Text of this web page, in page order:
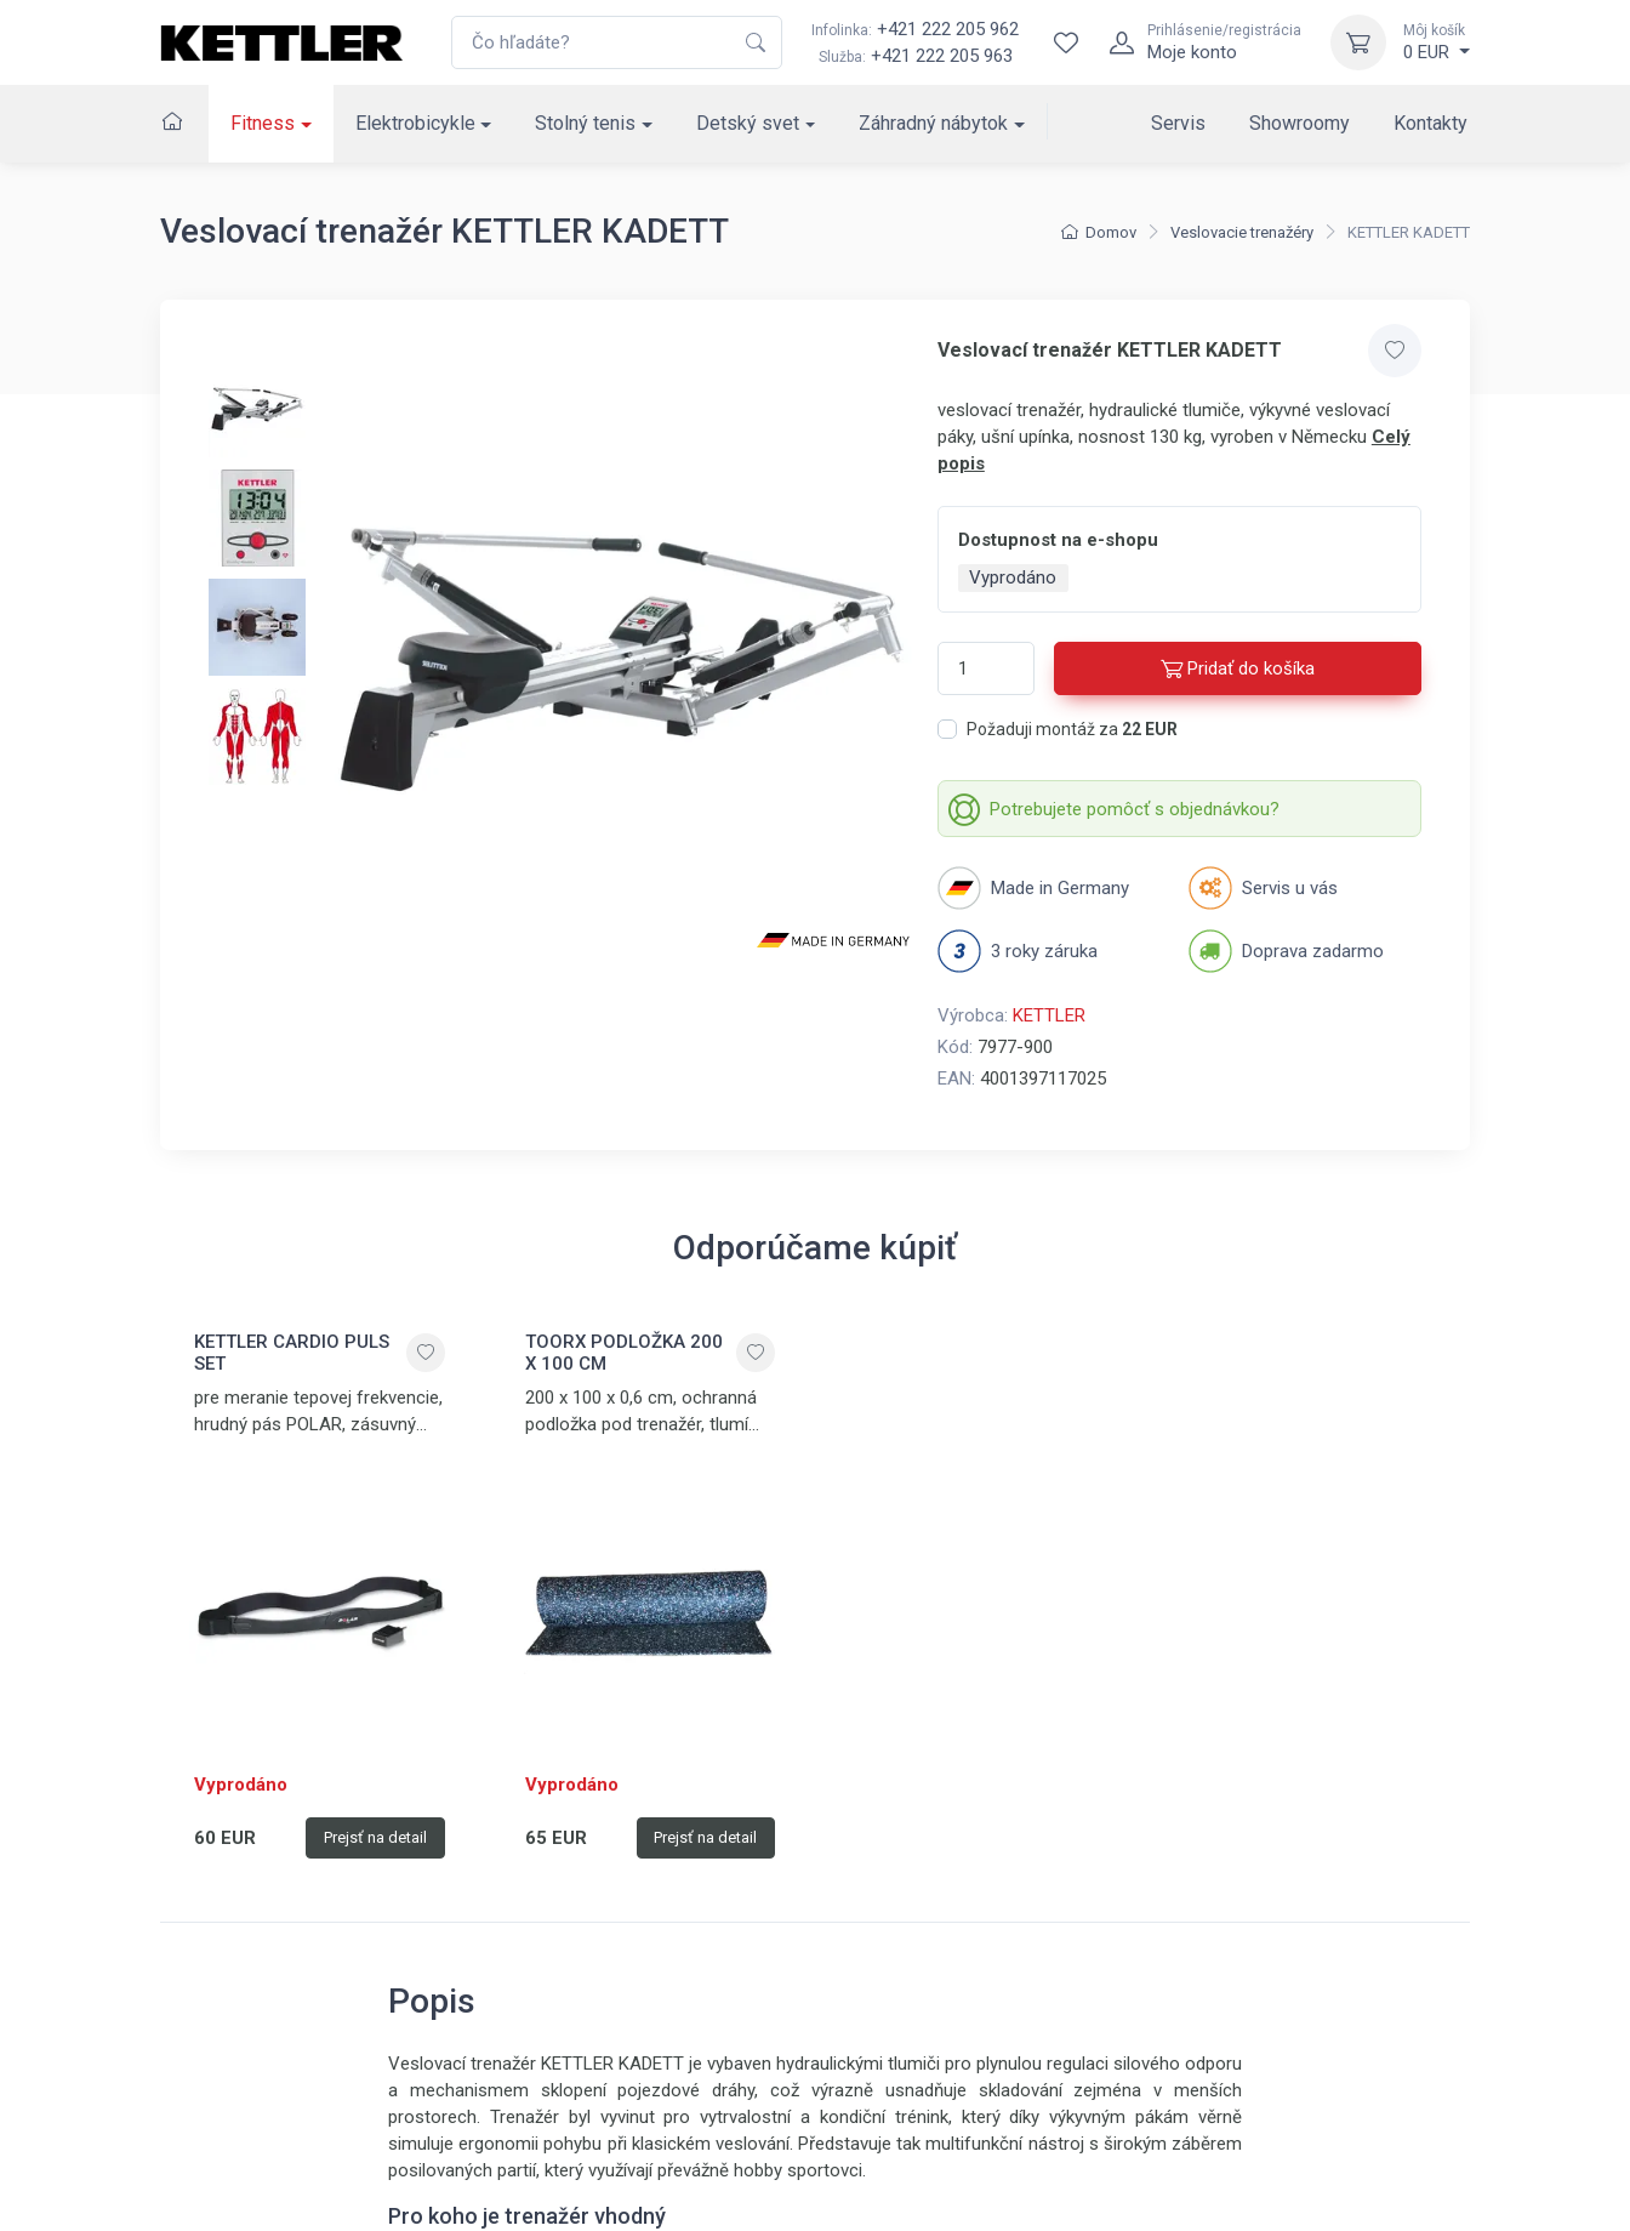
Infolinka: +421 222 205 962
Služba: +421 222 205 963
Prihlásenie/registrácia
Moje konto
Môj košík
0 EUR
Fitness Elektrobicykle Stolný tenis Detský svet Záhradný nábytok Servis Showroomy Kontakty
Domov Veslovacie trenažéry KETTLER KADETT
Veslovací trenažér KETTLER KADETT
Veslovací trenažér KETTLER KADETT
veslovací trenažér, hydraulické tlumiče, výkyvné veslovací
páky, ušní upínka, nosnost 130 kg, vyroben v Německu Celý
popis
Dostupnost na e-shopu
Vyprodáno
Pridať do košíka
Požaduji montáž za 22 EUR
Potrebujete pomôcť s objednávkou?
Made in Germany Servis u vás
3 roky záruka Doprava zadarmo
Výrobca: KETTLER
Kód: 7977-900
EAN: 4001397117025
Odporúčame kúpiť
KETTLER CARDIO PULS
SET
pre meranie tepovej frekvencie,
hrudný pás POLAR, zásuvný
Vyprodáno
60 EUR Prejsť na detail
TOORX PODLOŽKA 200
X 100 CM
200 x 100 x 0,6 cm, ochranná
podložka pod trenažér, tlumí
Vyprodáno
65 EUR Prejsť na detail
Popis
Veslovací trenažér KETTLER KADETT je vybaven hydraulickými tlumiči pro plynulou regulaci silového odporu
a mechanismem sklopení pojezdové dráhy, což výrazně usnadňuje skladování zejména v menších
prostorech. Trenažér byl vyvinut pro vytrvalostní a kondiční trénink, který díky výkyvným pákám věrně
simuluje ergonomii pohybu při klasickém veslování. Představuje tak multifunkční nástroj s širokým záběrem
posilovaných partií, který využívají převážně hobby sportovci.
Pro koho je trenažér vhodný